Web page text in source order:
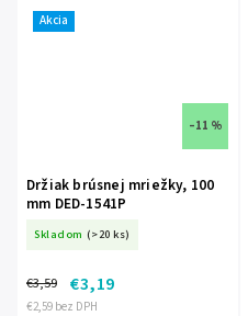
Akcia
–11 %
Držiak brúsnej mriežky, 100
mm DED-1541P
Skladom (>20 ks)
€2,59 bez DPH
€3,59 €3,19